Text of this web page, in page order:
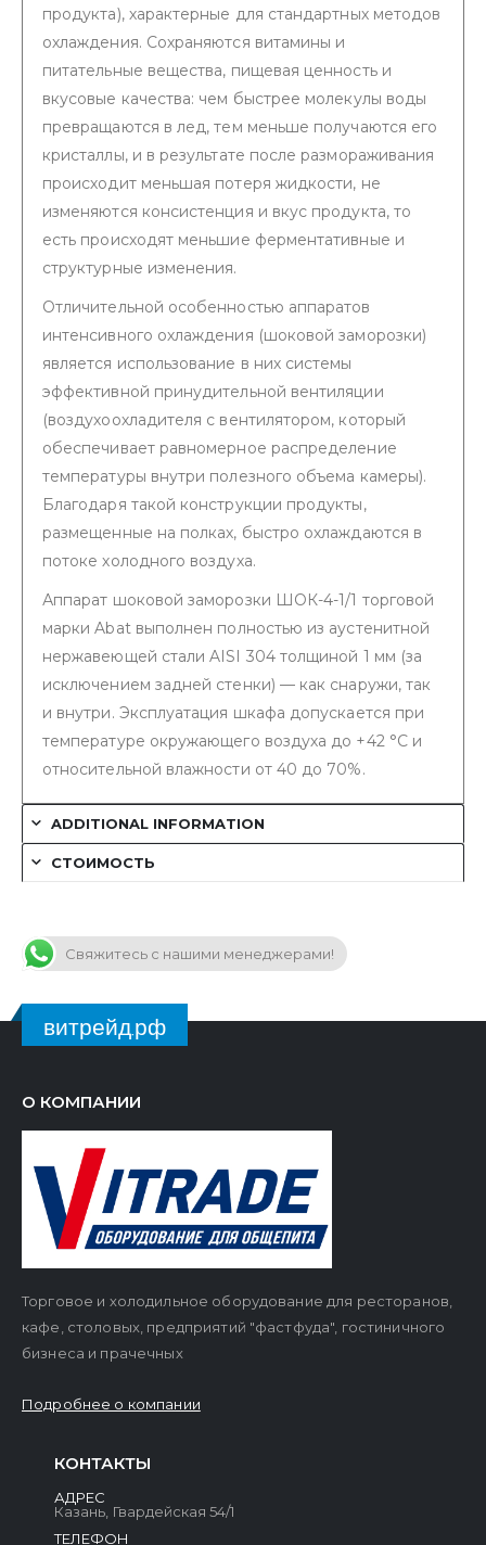
продукта), характерные для стандартных методов
охлаждения. Сохраняются витамины и
питательные вещества, пищевая ценность и
вкусовые качества: чем быстрее молекулы воды
превращаются в лед, тем меньше получаются его
кристаллы, и в результате после размораживания
происходит меньшая потеря жидкости, не
изменяются консистенция и вкус продукта, то
есть происходят меньшие ферментативные и
структурные изменения.
Отличительной особенностью аппаратов
интенсивного охлаждения (шоковой заморозки)
является использование в них системы
эффективной принудительной вентиляции
(воздухоохладителя с вентилятором, который
обеспечивает равномерное распределение
температуры внутри полезного объема камеры).
Благодаря такой конструкции продукты,
размещенные на полках, быстро охлаждаются в
потоке холодного воздуха.
Аппарат шоковой заморозки ШОК-4-1/1 торговой
марки Abat выполнен полностью из аустенитной
нержавеющей стали AISI 304 толщиной 1 мм (за
исключением задней стенки) — как снаружи, так
и внутри. Эксплуатация шкафа допускается при
температуре окружающего воздуха до +42 °С и
относительной влажности от 40 до 70%.
ADDITIONAL INFORMATION
СТОИМОСТЬ
Свяжитесь с нашими менеджерами!
витрейд.рф
О КОМПАНИИ
Торговое и холодильное оборудование для ресторанов,
кафе, столовых, предприятий "фастфуда", гостиничного
бизнеса и прачечных
Подробнее о компании
КОНТАКТЫ
АДРЕС
Казань, Гвардейская 54/1
ТЕЛЕФОН